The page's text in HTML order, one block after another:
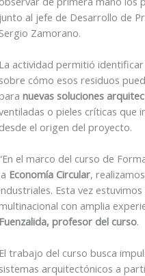
al jefe de Desarrollo de
Zamorano.
actividad permitió
cómo esos residuos
nuevas soluciones
o pieles críticas que
el origen del proyecto.
el marco del curso de
Economía Circular,
Esta vez
con amplia
profesor del curso.
trabajo del curso busca
arquitectónicos a